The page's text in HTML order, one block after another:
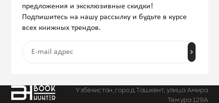
Узбекистан, город Ташкент, улица Амира
Темура 129А
предложения и эксклюзивные скидки!
Подпишитесь на нашу рассылку и будьте в курсе
всех книжных трендов.